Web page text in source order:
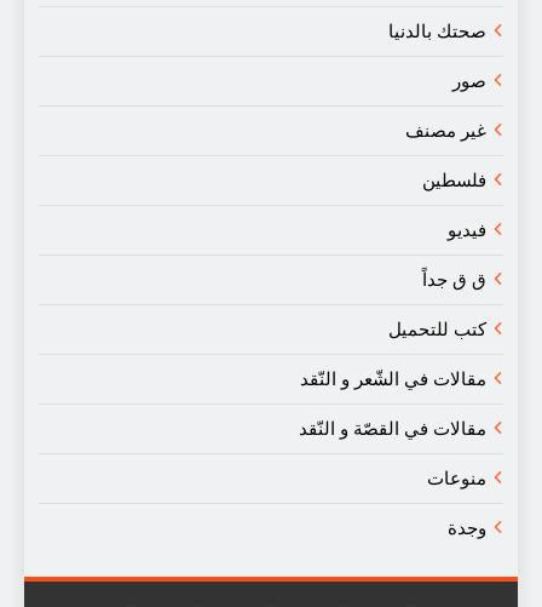
صحتك بالدنيا
صور
غير مصنف
فلسطين
فيديو
ق ق جداً
كتب للتحميل
مقالات في الشّعر و النّقد
مقالات في القصّة و النّقد
منوعات
وجدة